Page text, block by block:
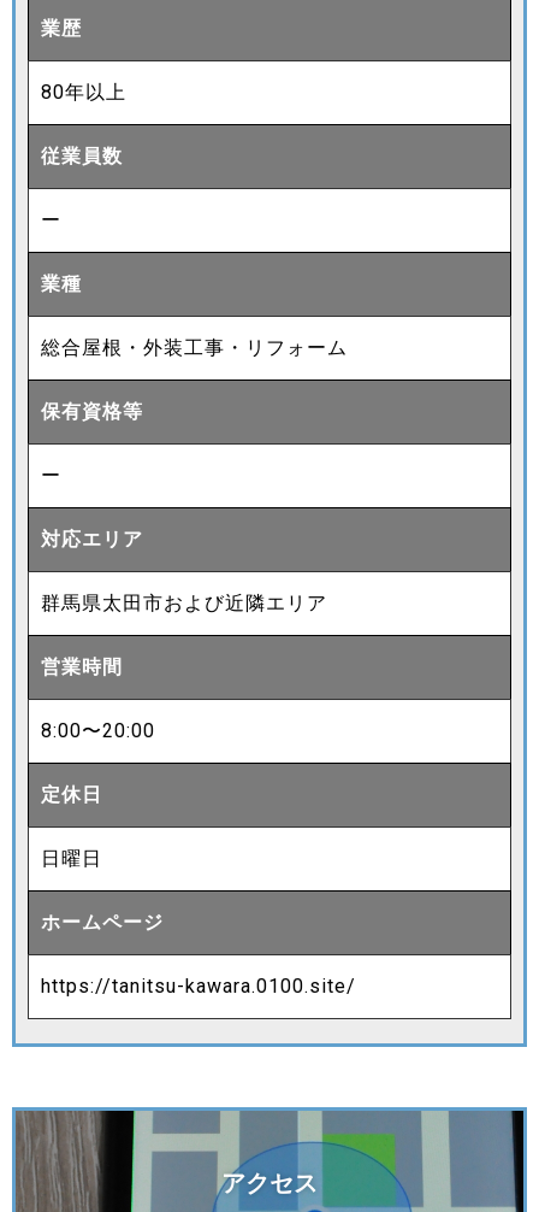
業歴
80年以上
従業員数
ー
業種
総合屋根・外装工事・リフォーム
保有資格等
ー
対応エリア
群馬県太田市および近隣エリア
営業時間
8:00〜20:00
定休日
日曜日
ホームページ
https://tanitsu-kawara.0100.site/
アクセス